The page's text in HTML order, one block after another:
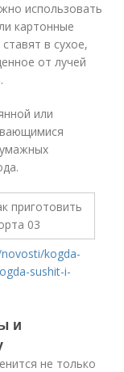
использовать
картонные
в сухое,
от лучей
или
kogda-
sushit-i-
и
не только